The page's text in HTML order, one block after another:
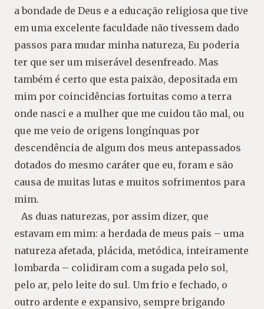
a bondade de Deus e a educação religiosa que tive
em uma excelente faculdade não tivessem dado
passos para mudar minha natureza, Eu poderia
ter que ser um miserável desenfreado. Mas
também é certo que esta paixão, depositada em
mim por coincidências fortuitas como a terra
onde nasci e a mulher que me cuidou tão mal, ou
que me veio de origens longínquas por
descendência de algum dos meus antepassados ​​
dotados do mesmo caráter que eu, foram e são
causa de muitas lutas e muitos sofrimentos para
mim.
As duas naturezas, por assim dizer, que
estavam em mim: a herdada de meus pais – uma
natureza afetada, plácida, metódica, inteiramente
lombarda – colidiram com a sugada pelo sol,
pelo ar, pelo leite do sul. Um frio e fechado, o
outro ardente e expansivo, sempre brigando